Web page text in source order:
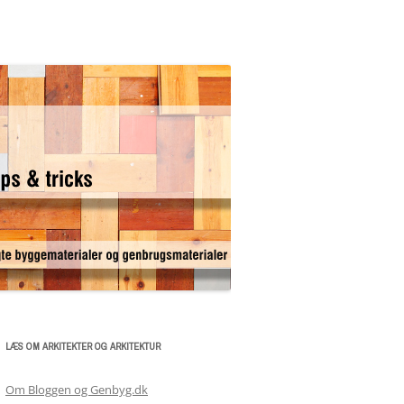
LÆS OM ARKITEKTER OG ARKITEKTUR
Om Bloggen og Genbyg.dk